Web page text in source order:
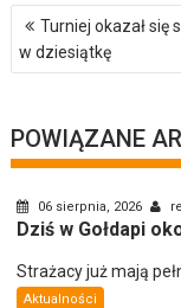
Nawigacja
wpisu
Turniej okazał się
w dziesiątkę
POWIĄZANE
06 sierpnia, 2026
Dziś w Gołdapi
Strażacy już mają
Aktualności